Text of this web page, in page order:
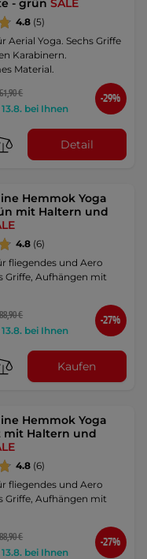
- grünSALE
4.8 (5)
Aerial Yoga. Sechs Griffe
Karabinern.
Material.
61,90 €
bei Ihnen
-29%
Detail
Hemmok Yoga
mit Haltern und
4.8 (6)
fliegendes und Aero
Griffe, Aufhängen mit
88,90 €
bei Ihnen
-27%
Kaufen
Hemmok Yoga
mit Haltern und
4.8 (6)
fliegendes und Aero
Griffe, Aufhängen mit
88,90 €
bei Ihnen
-27%